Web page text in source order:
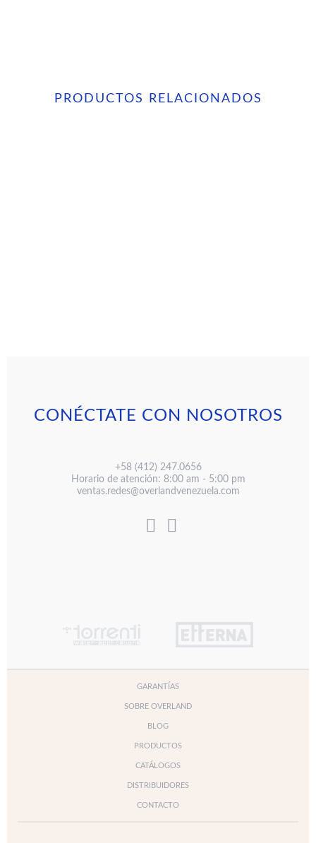
PRODUCTOS RELACIONADOS
CONÉCTATE CON NOSOTROS
+58 (412) 247.0656
Horario de atención: 8:00 am - 5:00 pm
ventas.redes@overlandvenezuela.com
GARANTÍAS
SOBRE OVERLAND
BLOG
PRODUCTOS
CATÁLOGOS
DISTRIBUIDORES
CONTACTO